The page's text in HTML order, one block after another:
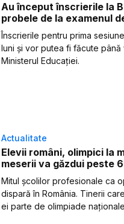
Au început înscrierile la
probele de la examenul
Înscrierile pentru prima
luni și vor putea fi făcute
Ministerul Educației.
Actualitate
Elevii români, olimpici la
meserii va găzdui peste
Mitul școlilor profesionale ca
dispară în România. Tinerii
ei parte de olimpiade